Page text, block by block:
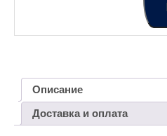
Описание
Доставка и оплата